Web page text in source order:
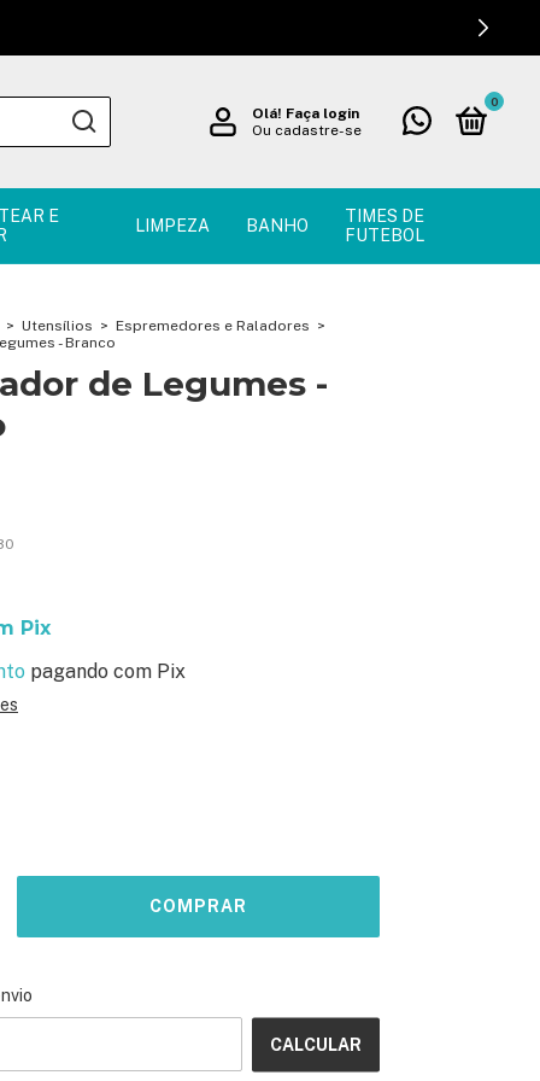
Olá! Faça login
Ou cadastre-se
0
E
LIMPEZA BANHO
TIMES DE
FUTEBOL
> Utensílios > Espremedores e Raladores >
- Branco
de Legumes -
Pix
pagando com Pix
CALCULAR